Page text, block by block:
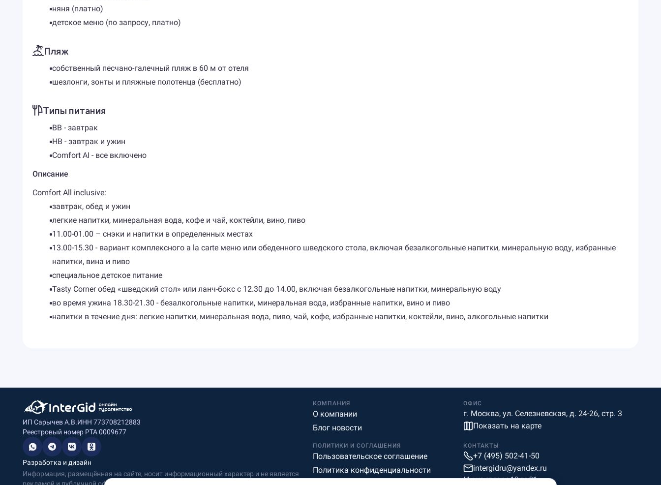
няня (платно)
детское меню (по запросу, платно)
Пляж
собственный песчано-галечный пляж в 60 м от отеля
шезлонги, зонты и пляжные полотенца (бесплатно)
Типы питания
BB - завтрак
HB - завтрак и ужин
Comfort AI - все включено
Описание
Comfort All inclusive:
завтрак, обед и ужин
легкие напитки, минеральная вода, кофе и чай, коктейли, вино, пиво
11.00-01.00 – снэки и напитки в определенных местах
13.00-15.30 - вариант комплексного a la carte меню или обеденного шведского стола, включая безалкогольные напитки, минеральную воду, избранные
напитки, вина и пиво
специальное детское питание
Tasty Corner обед «шведский стол» или ланч-бокс с 12.30 до 14.00, включая безалкогольные напитки, минеральную воду
во время ужина 18.30-21.30 - безалкогольные напитки, минеральная вода, избранные напитки, вино и пиво
напитки в течение дня: легкие напитки, минеральная вода, пиво, чай, кофе, избранные напитки, коктейли, вино, алкогольные напитки
ИП Сарычев А.В.ИНН 773708212883
Реестровый номер РТА 0009677
Разработка и дизайн
Информация, размещённая на сайте, носит информационный характер и не является
КОМПАНИЯ
О компании
Блог новости
ОФИС
г. Москва, ул. Селезневская, д. 24-26, стр. 3
Показать на карте
ПОЛИТИКИ И СОГЛАШЕНИЯ
Пользовательское соглашение
Политика конфиденциальности
КОНТАКТЫ
+7 (495) 502-41-50
intergidru@yandex.ru
Мы на связи c 10 до 21